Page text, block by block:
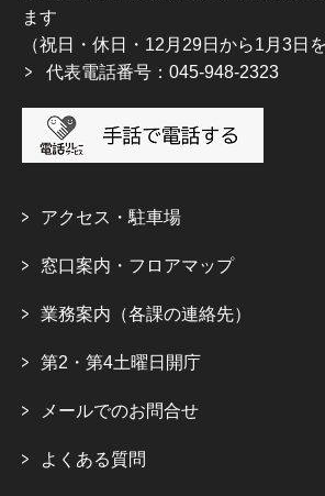
ます
（祝日・休日・12月29日から1月3日を
代表電話番号：045-948-2323
アクセス・駐車場
窓口案内・フロアマップ
業務案内（各課の連絡先）
第2・第4土曜日開庁
メールでのお問合せ
よくある質問